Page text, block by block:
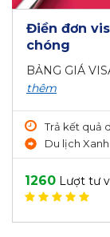
Điền đơn
chóng
BẢNG GIÁ
thêm
Trả kết quả
Du lịch Xanh
1260 Lượt tư